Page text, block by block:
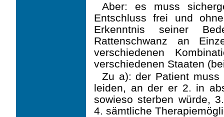
Aber: es muss
Entschluss frei und
Erkenntnis seiner
Rattenschwanz an
verschiedenen
verschie­denen Staaten
Zu a): der Patient muss
leiden, an der er 2. in
sowieso sterben würde,
4. sämtli­che